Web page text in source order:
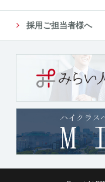
採用ご担当者様へ